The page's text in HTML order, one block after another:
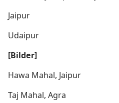
Jaipur
Udaipur
[Bilder]
Hawa Mahal, Jaipur
Taj Mahal, Agra